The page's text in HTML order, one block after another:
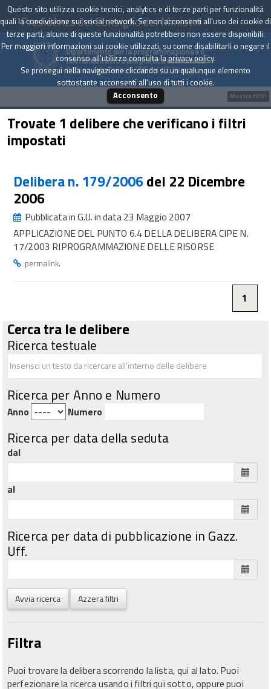
Presidenza del Consiglio dei Ministri
Dipartimento per la programmazione e il
coordinamento della politica economica
Archivio delle Delibere CIPE dal 1967 a oggi
Trovate 1 delibere che verificano i filtri
impostati
Delibera n. 179/2006del 22 Dicembre
2006
Pubblicata in G.U. in data 23 Maggio 2007
APPLICAZIONE DEL PUNTO 6.4 DELLA DELIBERA CIPE N.
17/2003 RIPROGRAMMAZIONE DELLE RISORSE
permalink.
1
Cerca tra le delibere
Ricerca testuale
Ricerca per Anno e Numero
Anno Numero
Ricerca per data della seduta
dal
al
Ricerca per data di pubblicazione in Gazz.
Uff.
Avvia ricerca Azzera filtri
Filtra
Puoi trovare la delibera scorrendo la lista, qui al lato. Puoi
perfezionare la ricerca usando i filtri qui sotto, oppure puoi
Mostra filtri
Questo sito utilizza cookie tecnici, analytics e di terze parti per funzionalità
quali la condivisione sui social network. Se non acconsenti all'uso dei cookie di
terze parti, alcune di queste funzionalità potrebbero non essere disponibili.
Per maggiori informazioni sui cookie utilizzati, su come disabilitarli o negare il
consenso all'utilizzo consulta laprivacy policy.
Se prosegui nella navigazione cliccando su un qualunque elemento
sottostante acconsenti all'uso di tutti i cookie.
Acconsento